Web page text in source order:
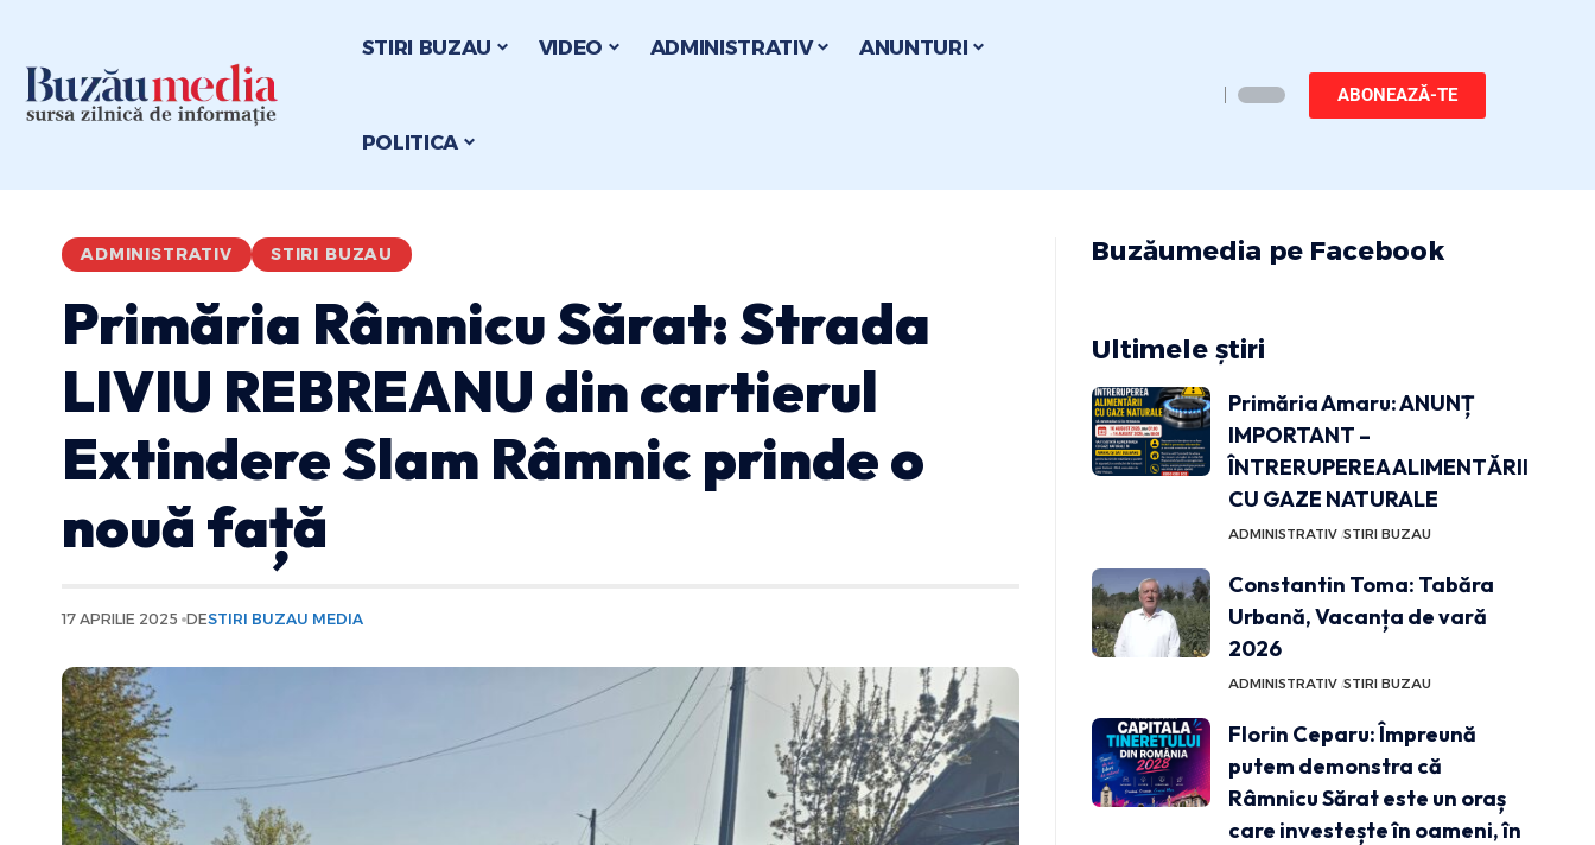
STIRI BUZAU VIDEO ADMINISTRATIV ANUNTURI
POLITICA
ABONEAZĂ-TE
ADMINISTRATIV STIRI BUZAU
Primăria Râmnicu Sărat: Strada
LIVIU REBREANU din cartierul
Extindere Slam Râmnic prinde o
nouă față
17 APRILIE 2025 DESTIRI BUZAU MEDIA
Buzăumedia pe Facebook
Ultimele știri
Primăria Amaru: ANUNȚ
IMPORTANT –
ÎNTRERUPEREA ALIMENTĂRII
CU GAZE NATURALE
ADMINISTRATIV STIRI BUZAU
Constantin Toma: Tabăra
Urbană, Vacanța de vară
2026
ADMINISTRATIV STIRI BUZAU
Florin Ceparu: Împreună
putem demonstra că
Râmnicu Sărat este un oraș
care investește în oameni, în